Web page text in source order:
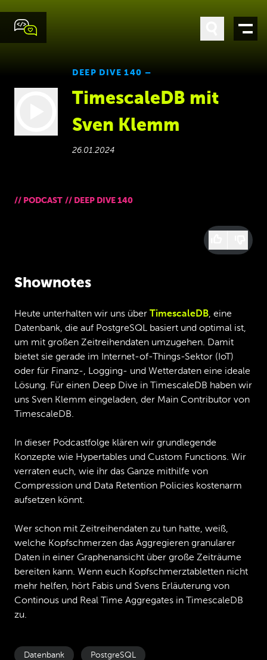
DEEP DIVE 140 –
TimescaleDB mit
Sven Klemm
26.01.2024
// PODCAST // DEEP DIVE 140
Shownotes
Heute unterhalten wir uns über TimescaleDB, eine
Datenbank, die auf PostgreSQL basiert und optimal ist,
um mit großen Zeitreihendaten umzugehen. Damit
bietet sie gerade im Internet-of-Things-Sektor (IoT)
oder für Finanz-, Logging- und Wetterdaten eine ideale
Lösung. Für einen Deep Dive in TimescaleDB haben wir
uns Sven Klemm eingeladen, der Main Contributor von
TimescaleDB.
In dieser Podcastfolge klären wir grundlegende
Konzepte wie Hypertables und Custom Functions. Wir
verraten euch, wie ihr das Ganze mithilfe von
Compression und Data Retention Policies kostenarm
aufsetzen könnt.
Wer schon mit Zeitreihendaten zu tun hatte, weiß,
welche Kopfschmerzen das Aggregieren granularer
Daten in einer Graphenansicht über große Zeiträume
bereiten kann. Wenn euch Kopfschmerztabletten nicht
mehr helfen, hört Fabis und Svens Erläuterung von
Continous und Real Time Aggregates in TimescaleDB
zu.
Datenbank PostgreSQL